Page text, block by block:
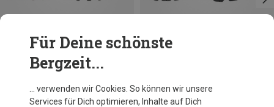
Du sparst 21%
Für Deine schönste
Bergzeit...
… verwenden wir Cookies. So können wir unsere
Services für Dich optimieren, Inhalte auf Dich